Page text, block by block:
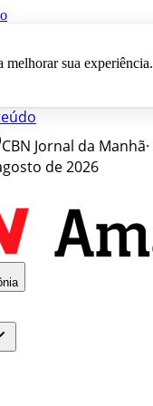
melhorar sua experiência.
CBN Jornal da Manhã·
de 2026